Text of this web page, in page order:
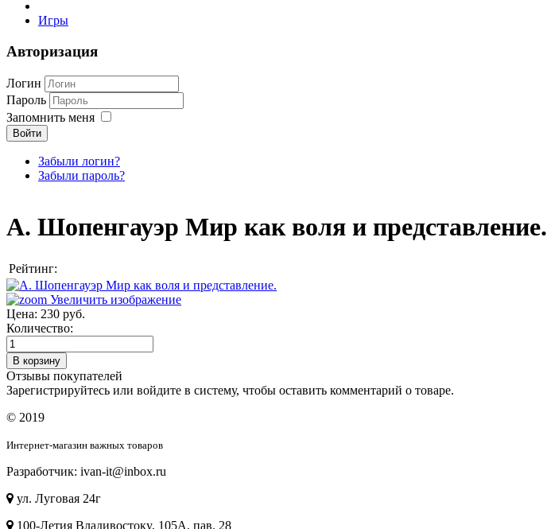
Игры
Авторизация
Логин
Пароль
Запомнить меня
Войти
Забыли логин?
Забыли пароль?
А. Шопенгауэр Мир как воля и представление.
Рейтинг:
Увеличить изображение
Цена: 230 руб.
Количество:
Отзывы покупателей
Зарегистрируйтесь или войдите в систему, чтобы оставить комментарий о товаре.
© 2019
Интернет-магазин важных товаров
Разработчик: ivan-it@inbox.ru
ул. Луговая 24г
100-Летия Владивостокy, 105А, пав. 28